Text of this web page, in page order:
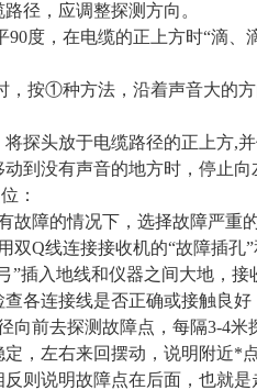
径，应调整探测方向。
度，在电缆的正上方时“滴、
按①种方法，沿着声音大的方
将探头放于电缆路径的正上方,
到没有声音的地方时，停止
：
故障的情况下，选择故障严重
双Q线连接接收机的“故障插孔
”插入地线和仪器之间大地，
各连接线是否正确或接触良好
向前去探测故障点，每隔3-4
，左右来回摆动，说明附近*
则说明故障点在后面，也就是